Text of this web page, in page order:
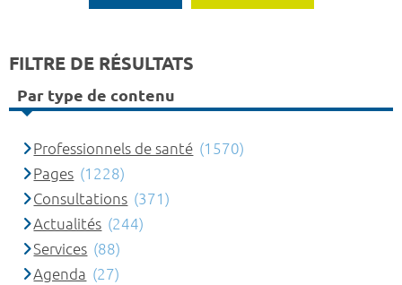
FILTRE DE RÉSULTATS
Par type de contenu
Professionnels de santé (1570)
Pages (1228)
Consultations (371)
Actualités (244)
Services (88)
Agenda (27)